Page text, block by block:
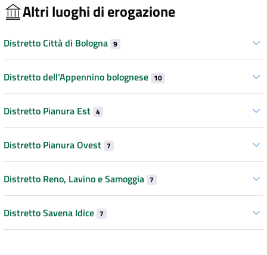
Altri luoghi di erogazione
Distretto Città di Bologna 9
Distretto dell’Appennino bolognese 10
Distretto Pianura Est 4
Distretto Pianura Ovest 7
Distretto Reno, Lavino e Samoggia 7
Distretto Savena Idice 7